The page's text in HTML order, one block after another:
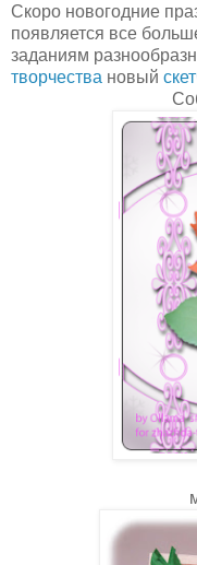
Скоро новогодние
появляется все
заданиям
творчества новый